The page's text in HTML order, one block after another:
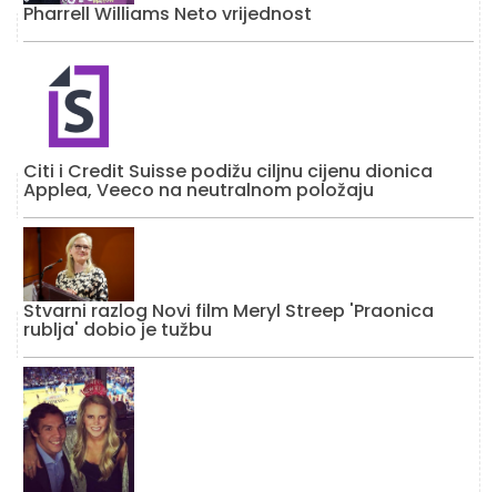
Pharrell Williams Neto vrijednost
Citi i Credit Suisse podižu ciljnu cijenu dionica
Applea, Veeco na neutralnom položaju
Stvarni razlog Novi film Meryl Streep 'Praonica
rublja' dobio je tužbu